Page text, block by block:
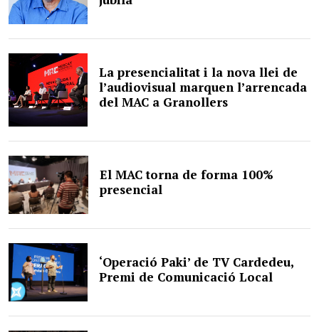
La presencialitat i la nova llei de
l’audiovisual marquen l’arrencada
del MAC a Granollers
El MAC torna de forma 100%
presencial
‘Operació Paki’ de TV Cardedeu,
Premi de Comunicació Local